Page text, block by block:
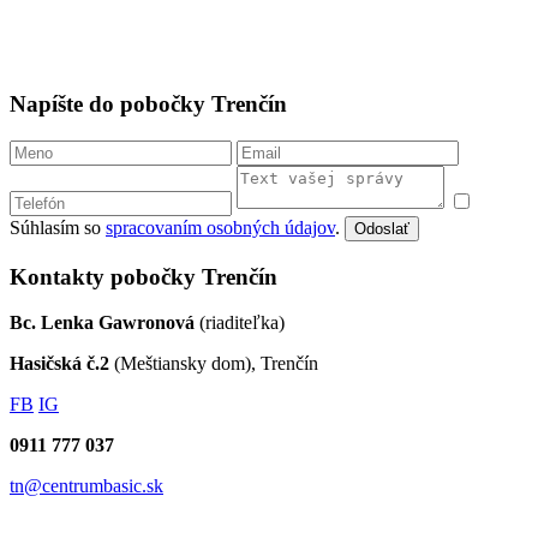
Napíšte do pobočky Trenčín
Súhlasím so spracovaním osobných údajov. Odoslať
Kontakty pobočky Trenčín
Bc. Lenka Gawronová (riaditeľka)
Hasičská č.2 (Meštiansky dom), Trenčín
FB IG
0911 777 037
tn@centrumbasic.sk